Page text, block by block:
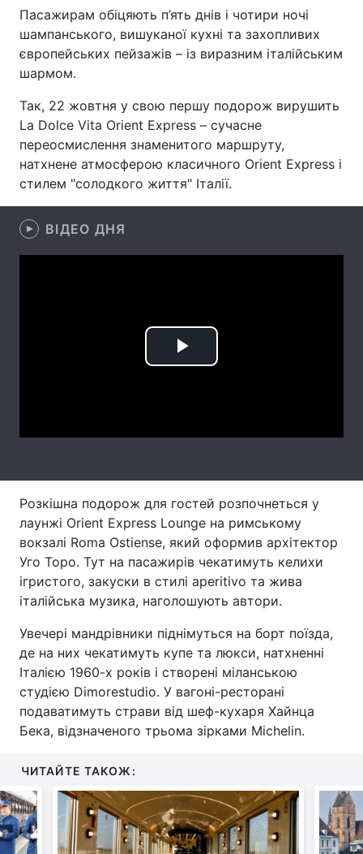
Техно і зв'язок Лайт
Зброя Інциденти
Здоров'я
Цікавинки Погода
Екологія Регіони
Лонгріди
Відео з Youtube
Тема оформлення
Пасажирам обіцяють п’ять днів і чотири ночі
шампанського, вишуканої кухні та захопливих
європейських пейзажів – із виразним італійським
шармом.
Так, 22 жовтня у свою першу подорож вирушить
La Dolce Vita Orient Express – сучасне
переосмислення знаменитого маршруту,
натхнене атмосферою класичного Orient Express і
стилем "солодкого життя" Італії.
ВІДЕО ДНЯ
Play
Розкішна подорож для гостей розпочнеться у
лаунжі Orient Express Lounge на римському
вокзалі Roma Ostiense, який оформив архітектор
Уго Торо. Тут на пасажирів чекатимуть келихи
ігристого, закуски в стилі aperitivo та жива
італійська музика, наголошують автори.
Увечері мандрівники піднімуться на борт поїзда,
де на них чекатимуть купе та люкси, натхненні
Італією 1960-х років і створені міланською
студією Dimorestudio. У вагоні-ресторані
подаватимуть страви від шеф-кухаря Хайнца
Бека, відзначеного трьома зірками Michelin.
ЧИТАЙТЕ ТАКОЖ: